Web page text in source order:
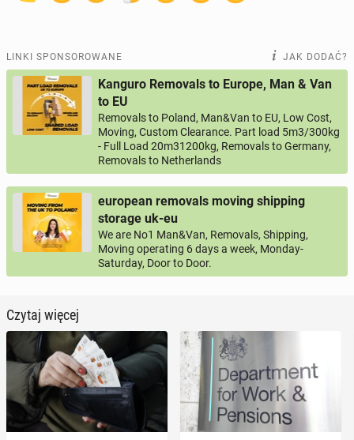
LINKI SPONSOROWANE JAK DODAĆ?
Kanguro Removals to Europe, Man & Van
to EU
Removals to Poland, Man&Van to EU, Low Cost,
Moving, Custom Clearance. Part load 5m3/300kg
- Full Load 20m31200kg, Removals to Germany,
Removals to Netherlands
european removals moving shipping
storage uk-eu
We are No1 Man&Van, Removals, Shipping,
Moving operating 6 days a week, Monday-
Saturday, Door to Door.
Czytaj więcej